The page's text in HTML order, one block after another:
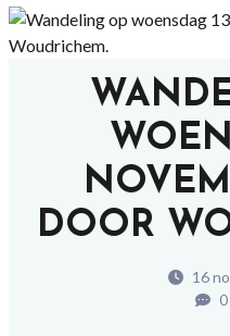
DOOR
16